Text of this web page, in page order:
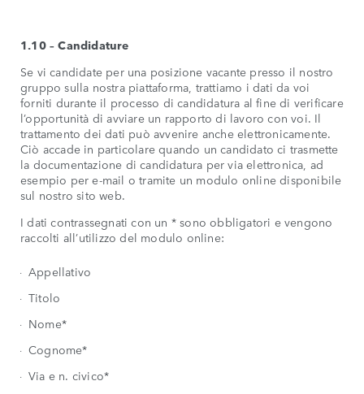
1.10 – Candidature
Se vi candidate per una posizione vacante presso il nostro
gruppo sulla nostra piattaforma, trattiamo i dati da voi
forniti durante il processo di candidatura al fine di verificare
l’opportunità di avviare un rapporto di lavoro con voi. Il
trattamento dei dati può avvenire anche elettronicamente.
Ciò accade in particolare quando un candidato ci trasmette
la documentazione di candidatura per via elettronica, ad
esempio per e-mail o tramite un modulo online disponibile
sul nostro sito web.
I dati contrassegnati con un * sono obbligatori e vengono
raccolti all’utilizzo del modulo online:
Appellativo
Titolo
Nome*
Cognome*
Via e n. civico*